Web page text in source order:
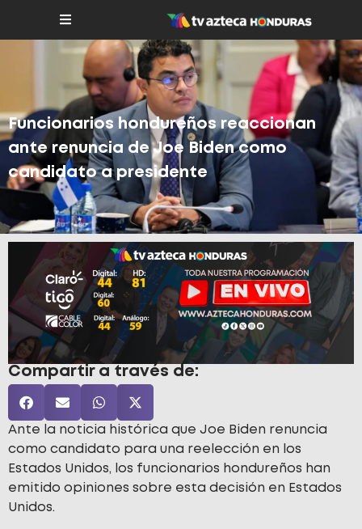
Funcionarios hondureños reaccionan
ante renuncia de Joe Biden como
candidato a presidente
Compartir a través de:
Ante la noticia histórica que Joe Biden renuncia
como candidato para una reelección en los
Estados Unidos, los funcionarios hondureños han
emitido opiniones sobre esta decisión en Estados
Unidos.